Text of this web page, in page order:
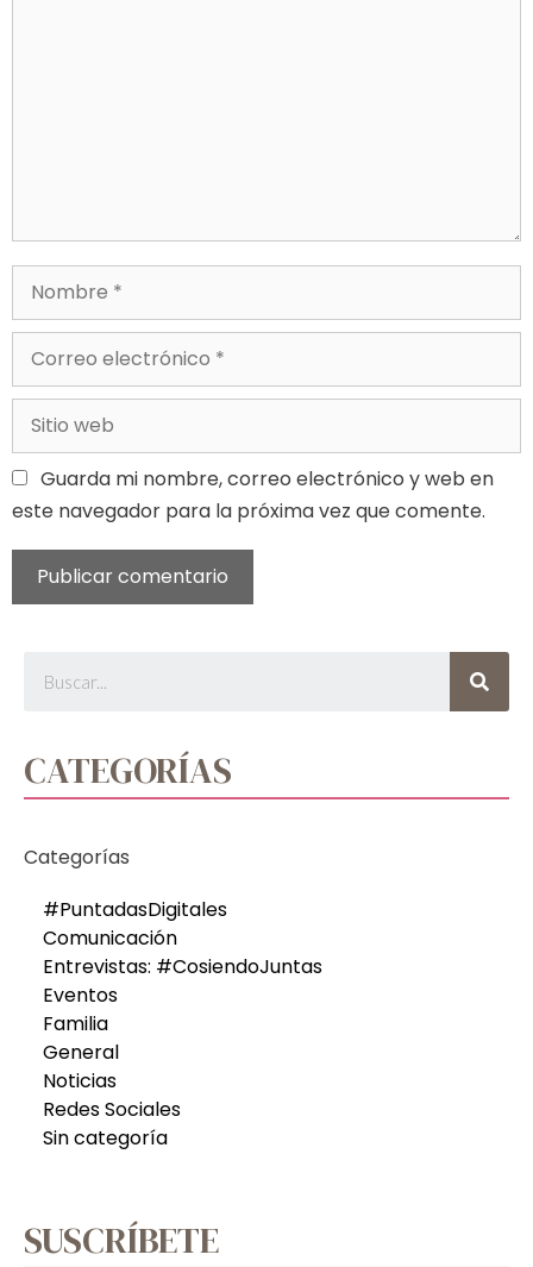
Guarda mi nombre, correo electrónico y web en
este navegador para la próxima vez que comente.
CATEGORÍAS
Categorías
#PuntadasDigitales
Comunicación
Entrevistas: #CosiendoJuntas
Eventos
Familia
General
Noticias
Redes Sociales
Sin categoría
SUSCRÍBETE